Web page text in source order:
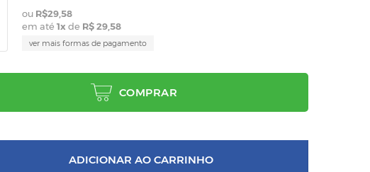
R$29,58
em até 1x de R$ 29,58
ver mais formas de pagamento
COMPRAR
ADICIONAR AO CARRINHO